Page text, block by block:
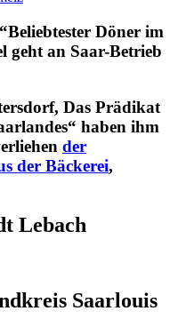
Döner im
geht an Saar-Betrieb
Das Prädikat
haben ihm
der
der Bäckerei,
Lebach
Saarlouis